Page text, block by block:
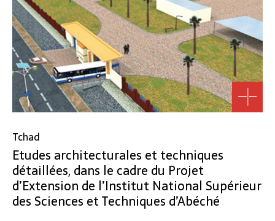
Tchad
Etudes architecturales et techniques
détaillées, dans le cadre du Projet
d’Extension de l’Institut National Supérieur
des Sciences et Techniques d’Abéché